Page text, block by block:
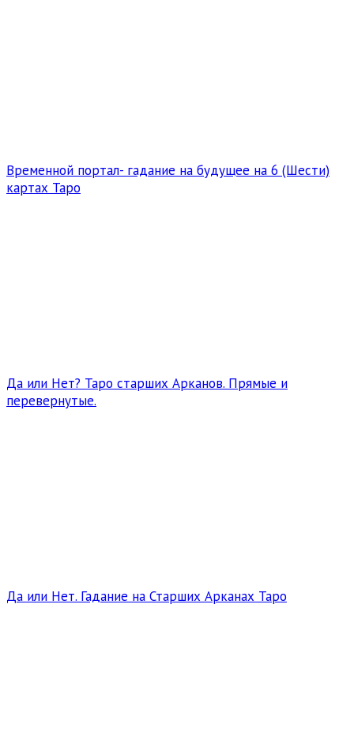
Временной портал- гадание на будущее на 6 (Шести)
картах Таро
Да или Нет? Таро старших Арканов. Прямые и
перевернутые.
Да или Нет. Гадание на Старших Арканах Таро